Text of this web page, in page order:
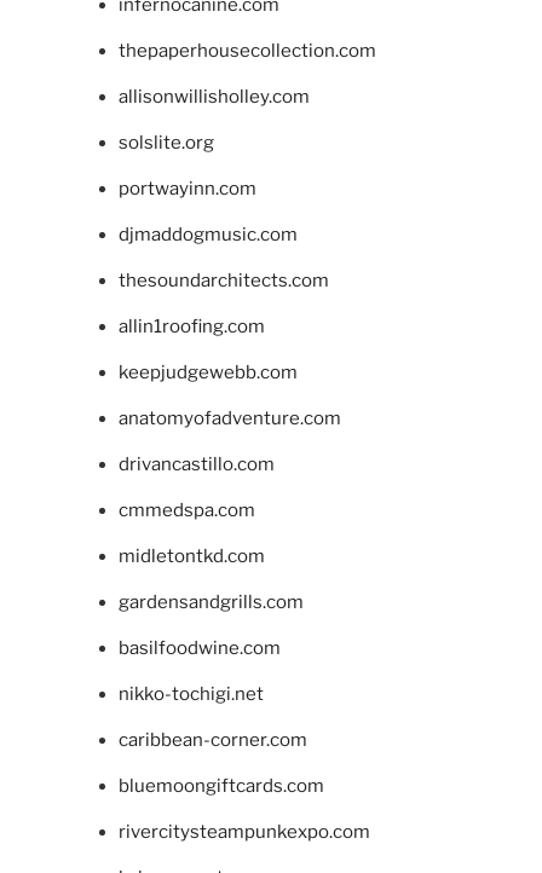
infernocanine.com
thepaperhousecollection.com
allisonwillisholley.com
solslite.org
portwayinn.com
djmaddogmusic.com
thesoundarchitects.com
allin1roofing.com
keepjudgewebb.com
anatomyofadventure.com
drivancastillo.com
cmmedspa.com
midletontkd.com
gardensandgrills.com
basilfoodwine.com
nikko-tochigi.net
caribbean-corner.com
bluemoongiftcards.com
rivercitysteampunkexpo.com